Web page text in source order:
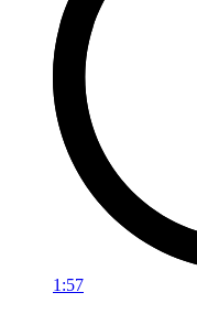
1:57